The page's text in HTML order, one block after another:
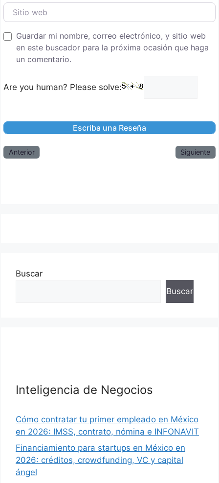
Sitio web
Guardar mi nombre, correo electrónico, y sitio web
en este buscador para la próxima ocasión que haga
un comentario.
Are you human? Please solve:
Anterior Siguiente
Buscar
Buscar
Inteligencia de Negocios
Cómo contratar tu primer empleado en México
en 2026: IMSS, contrato, nómina e INFONAVIT
Financiamiento para startups en México en
2026: créditos, crowdfunding, VC y capital
ángel